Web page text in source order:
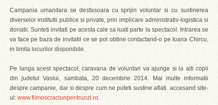
Campania umanitara se desfasoara cu sprijin voluntar si cu sustinerea
diverselor institutii publice si private, prin implicare administrativ-logistica si
donatii. Sunteti invitati pe acesta cale sa luati parte la spectacol. Intrarea se
va face pe baza de invitatii ce se pot obtine contactand-o pe Ioana Chircu,
in limita locurilor disponibile.
Pe langa acest spectacol, caravana de voluntari va ajunge si la alti copii
din judetul Vaslui, sambata, 20 decembrie 2014. Mai multe informatii
despre campanie, dar si despre cum ne puteti sustine aflati accesand site-
ul: www.fiimoscraciunpentruozi.ro.